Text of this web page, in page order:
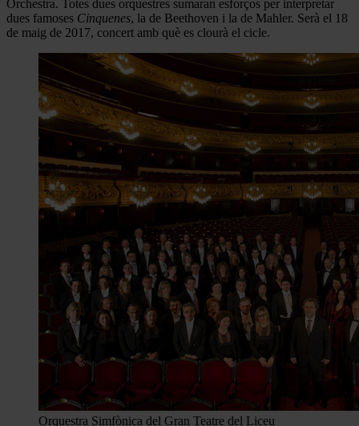
Orchestra. Totes dues orquestres sumaran esforços per interpretar
dues famoses Cinquenes, la de Beethoven i la de Mahler. Serà el 18
de maig de 2017, concert amb què es clourà el cicle.
Orquestra Simfònica del Gran Teatre del Liceu